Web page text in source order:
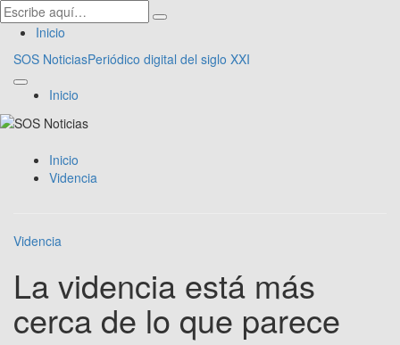
Inicio
SOS NoticiasPeriódico digital del siglo XXI
Inicio
Inicio
Videncia
Videncia
La videncia está más
cerca de lo que parece